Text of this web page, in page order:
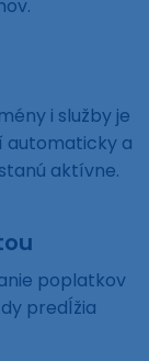
i služby je
automaticky a
aktívne.
poplatkov
predĺžia